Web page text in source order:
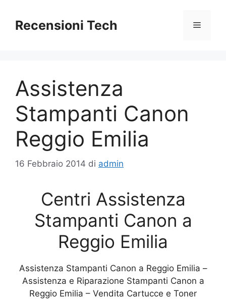
contenuto
Recensioni Tech Menu
Assistenza
Stampanti Canon
Reggio Emilia
16 Febbraio 2014 di admin
Centri Assistenza
Stampanti Canon a
Reggio Emilia
Assistenza Stampanti Canon a Reggio Emilia –
Assistenza e Riparazione Stampanti Canon a
Reggio Emilia – Vendita Cartucce e Toner